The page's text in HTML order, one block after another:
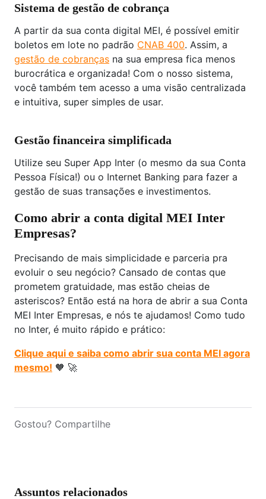
Sistema de gestão de cobrança
A partir da sua conta digital MEI, é possível emitir
boletos em lote no padrão CNAB 400. Assim, a
gestão de cobranças na sua empresa fica menos
burocrática e organizada! Com o nosso sistema,
você também tem acesso a uma visão centralizada
e intuitiva, super simples de usar.
Gestão financeira simplificada
Utilize seu Super App Inter (o mesmo da sua Conta
Pessoa Física!) ou o Internet Banking para fazer a
gestão de suas transações e investimentos.
Como abrir a conta digital MEI Inter
Empresas?
Precisando de mais simplicidade e parceria pra
evoluir o seu negócio? Cansado de contas que
prometem gratuidade, mas estão cheias de
asteriscos? Então está na hora de abrir a sua Conta
MEI Inter Empresas, e nós te ajudamos! Como tudo
no Inter, é muito rápido e prático:
Clique aqui e saiba como abrir sua conta MEI agora
mesmo! 🧡 🚀
Gostou? Compartilhe
Assuntos relacionados